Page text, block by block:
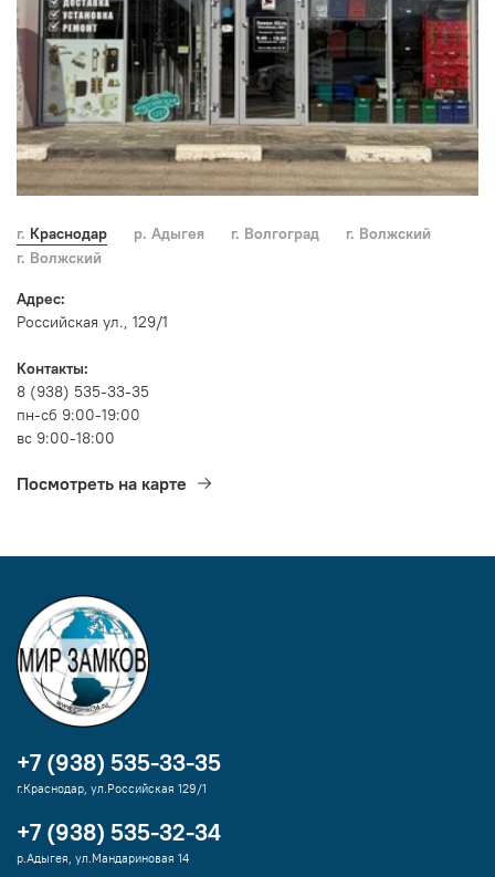
г. Краснодар р. Адыгея г. Волгоград
г. Волжский
г. Волжский
Адрес:
Российская ул., 129/1
Контакты:
8 (938) 535-33-35
пн-сб 9:00-19:00
вс 9:00-18:00
Посмотреть на карте
+7 (938) 535-33-35
г.Краснодар, ул.Российская 129/1
+7 (938) 535-32-34
р.Адыгея, ул.Мандариновая 14